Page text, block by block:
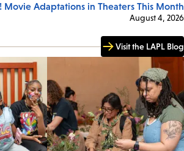
Movie Adaptations in Theaters This Month
August 4, 2026
Visit the LAPL Blog